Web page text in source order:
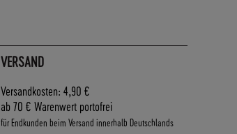
VERSAND
Versandkosten: 4,90 €
ab 70 € Warenwert portofrei
für Endkunden beim Versand innerhalb Deutschlands